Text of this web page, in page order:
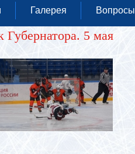
Галерея Вопросы
Губернатора. 5 мая